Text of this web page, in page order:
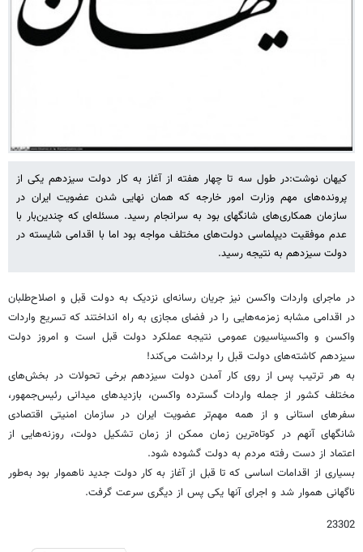
کیهان نوشت:در طول سه تا چهار هفته از آغاز به کار دولت سیزدهم یکی از
پرونده‌های مهم وزارت امور خارجه که همان نهایی شدن عضویت ایران در
سازمان همکاری‌های شانگهای بود به سرانجام رسید. مسئله‌ای که چندین‌بار با
عدم موفقیت دیپلماسی دولت‌های مختلف مواجه بود اما با اقدامی شایسته در
دولت سیزدهم به نتیجه رسید.
در ماجرای واردات واکسن نیز جریان رسانه‌ای نزدیک به دولت قبل و اصلاح‌طلبان
در اقدامی مشابه زمزمه‌هایی را در فضای مجازی به راه انداختند که تسریع واردات
واکسن و واکسیناسیون عمومی نتیجه عملکرد دولت قبل است و امروز دولت
سیزدهم کاشته‌های دولت قبل را برداشت می‌کند!
به هر ‌ترتیب پس از روی کار آمدن دولت سیزدهم برخی تحولات در بخش‌های
مختلف کشور از جمله واردات گسترده واکسن، بازدیدهای میدانی رئیس‌جمهور،
سفرهای استانی و از همه مهم‌تر عضویت ایران در سازمان امنیتی اقتصادی
شانگهای آنهم در کوتاه‌ترین زمان ممکن از زمان تشکیل دولت، روزنه‌هایی از
اعتماد از دست رفته مردم به دولت گشوده شود.
بسیاری از اقدامات اساسی که تا قبل از آغاز به کار دولت جدید ناهموار بود به‌طور
ناگهانی هموار شد و اجرای آنها یکی پس از دیگری سرعت گرفت.
23302